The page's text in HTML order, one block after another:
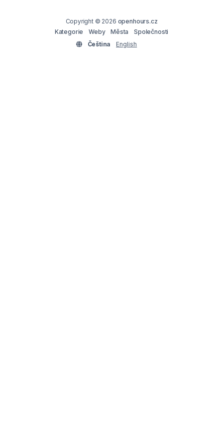
Copyright © 2026 openhours.cz
Kategorie
Weby Města
Společnosti
Čeština
English